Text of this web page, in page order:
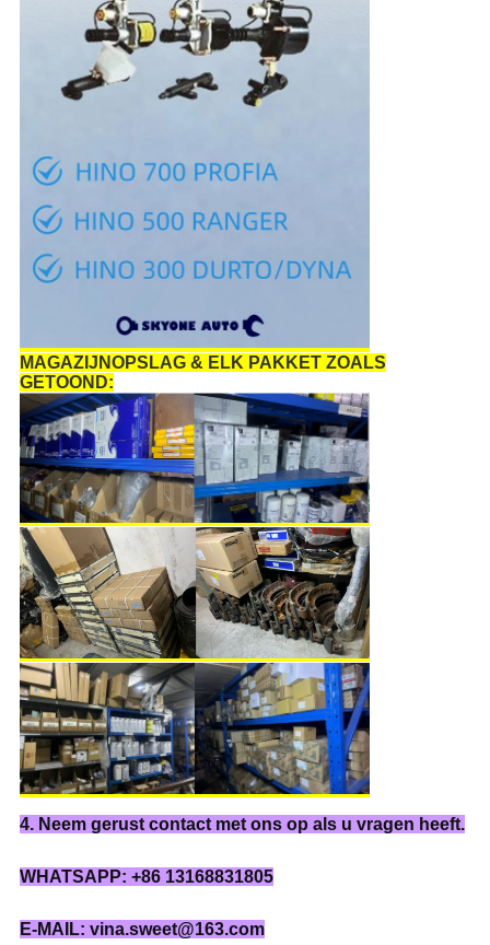
MAGAZIJNOPSLAG & ELK PAKKET ZOALS
GETOOND:
4. Neem gerust contact met ons op als u vragen heeft.
WHATSAPP: +86 13168831805
E-MAIL: vina.sweet@163.com